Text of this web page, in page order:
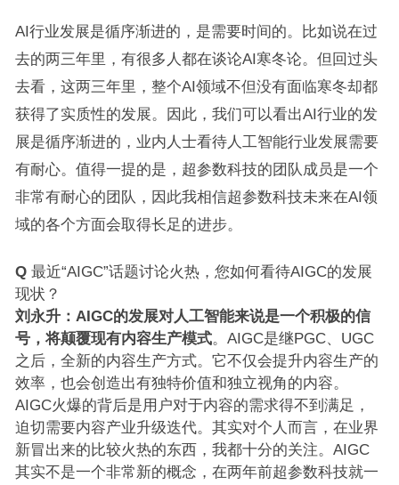
AI行业发展是循序渐进的，是需要时间的。比如说在过
去的两三年里，有很多人都在谈论AI寒冬论。但回过头
去看，这两三年里，整个AI领域不但没有面临寒冬却都
获得了实质性的发展。因此，我们可以看出AI行业的发
展是循序渐进的，业内人士看待人工智能行业发展需要
有耐心。值得一提的是，超参数科技的团队成员是一个
非常有耐心的团队，因此我相信超参数科技未来在AI领
域的各个方面会取得长足的进步。
Q 最近“AIGC”话题讨论火热，您如何看待AIGC的发展
现状？
刘永升： AIGC的发展对人工智能来说是一个积极的信
号，将颠覆现有内容生产模式。AIGC是继PGC、UGC
之后，全新的内容生产方式。它不仅会提升内容生产的
效率，也会创造出有独特价值和独立视角的内容。
AIGC火爆的背后是用户对于内容的需求得不到满足，
迫切需要内容产业升级迭代。其实对个人而言，在业界
新冒出来的比较火热的东西，我都十分的关注。AIGC
其实不是一个非常新的概念，在两年前超参数科技就一